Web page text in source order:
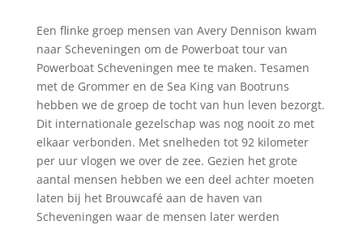
Een flinke groep mensen van Avery Dennison kwam
naar Scheveningen om de Powerboat tour van
Powerboat Scheveningen mee te maken. Tesamen
met de Grommer en de Sea King van Bootruns
hebben we de groep de tocht van hun leven bezorgt.
Dit internationale gezelschap was nog nooit zo met
elkaar verbonden. Met snelheden tot 92 kilometer
per uur vlogen we over de zee. Gezien het grote
aantal mensen hebben we een deel achter moeten
laten bij het Brouwcafé aan de haven van
Scheveningen waar de mensen later werden